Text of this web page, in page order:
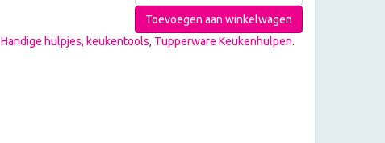
Toevoegen aan winkelwagen
Handige hulpjes, keukentools, Tupperware Keukenhulpen.